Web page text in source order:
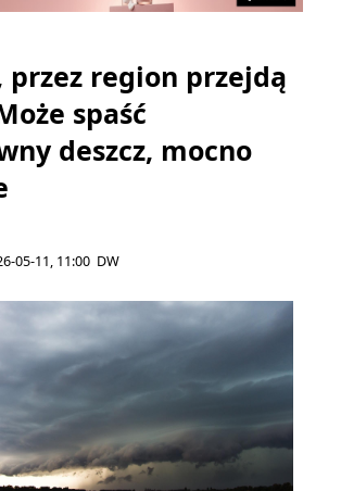
przez region przejdą
spaść
deszcz, mocno
05-11, 11:00 DW